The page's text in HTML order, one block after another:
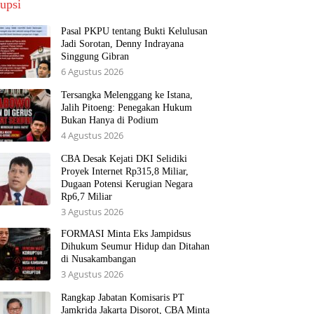
Pasal PKPU tentang Bukti Kelulusan
Jadi Sorotan, Denny Indrayana
Singgung Gibran
6 Agustus 2026
Tersangka Melenggang ke Istana,
Jalih Pitoeng: Penegakan Hukum
Bukan Hanya di Podium
4 Agustus 2026
CBA Desak Kejati DKI Selidiki
Proyek Internet Rp315,8 Miliar,
Dugaan Potensi Kerugian Negara
Rp6,7 Miliar
3 Agustus 2026
FORMASI Minta Eks Jampidsus
Dihukum Seumur Hidup dan Ditahan
di Nusakambangan
3 Agustus 2026
Rangkap Jabatan Komisaris PT
Jamkrida Jakarta Disorot, CBA Minta